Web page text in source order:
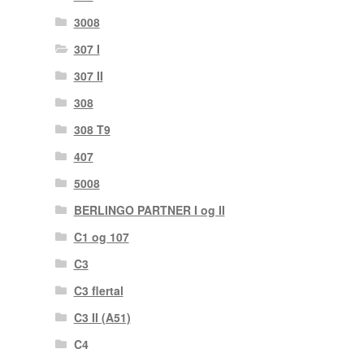
3008
307 I
307 II
308
308 T9
407
5008
BERLINGO PARTNER I og II
C1 og 107
C3
C3 flertal
C3 II (A51)
C4